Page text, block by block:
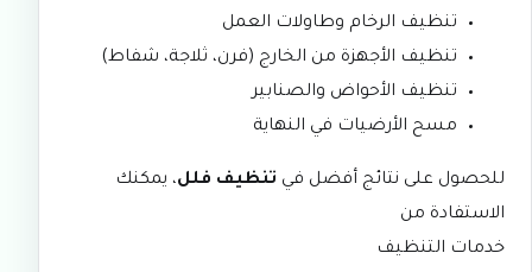
تنظيف الرخام وطاولات العمل
تنظيف الأجهزة من الخارج (فرن، ثلاجة، شفاط)
تنظيف الأحواض والصنابير
مسح الأرضيات في النهاية
للحصول على نتائج أفضل في تنظيف فلل، يمكنك
الاستفادة من
خدمات التنظيف